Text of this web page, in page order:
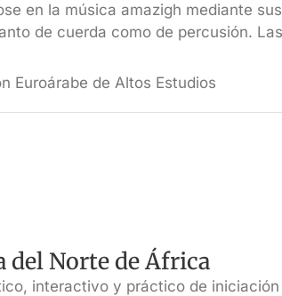
en la música amazigh mediante
de cuerda como de percusión.
Euroárabe de Altos Estudios
del Norte de África
interactivo y práctico de